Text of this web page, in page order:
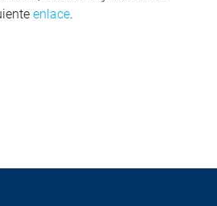
enlace.